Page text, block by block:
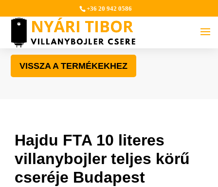
+36 20 942 0586
VISSZA A TERMÉKEKHEZ
Hajdu FTA 10 literes
villanybojler teljes körű
cseréje Budapest